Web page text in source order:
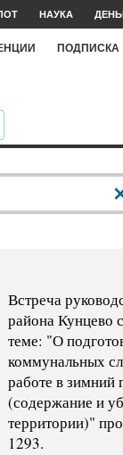
НАУКА
ПОДПИСКА
Встреча
района Кунцево
теме: "О
коммунальных
работе в зимний
(содержание и
территории)"
1293.